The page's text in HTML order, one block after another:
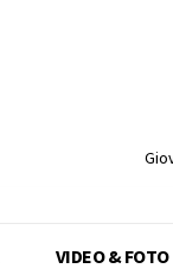
VIDEO & FOTO